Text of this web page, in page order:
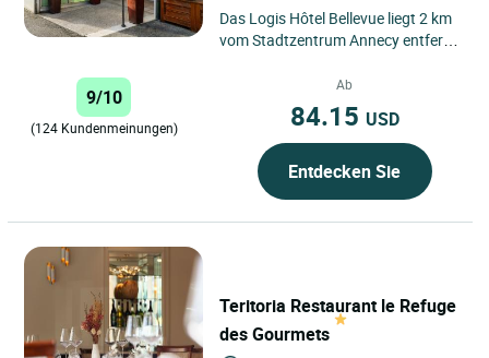
Das Logis Hôtel Bellevue liegt 2 km
vom Stadtzentrum Annecy entfernt
(kostenlos im Juli und August)...
9/10
(124 Kundenmeinungen)
Ab
84.15 USD
Entdecken Sie
Teritoria Restaurant le Refuge
des Gourmets